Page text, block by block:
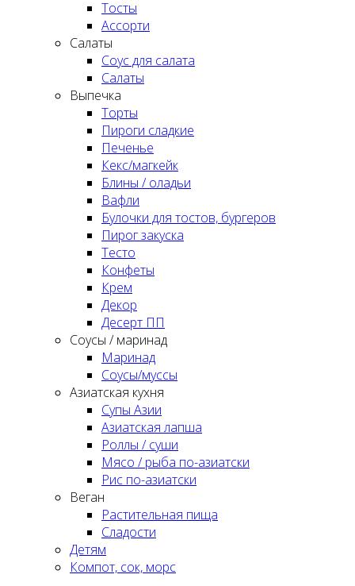
Тосты
Ассорти
Салаты
Соус для салата
Салаты
Выпечка
Торты
Пироги сладкие
Печенье
Кекс/магкейк
Блины / оладьи
Вафли
Булочки для тостов, бургеров
Пирог закуска
Тесто
Конфеты
Крем
Декор
Десерт ПП
Соусы / маринад
Маринад
Соусы/муссы
Азиатская кухня
Супы Азии
Азиатская лапша
Роллы / суши
Мясо / рыба по-азиатски
Рис по-азиатски
Веган
Растительная пища
Сладости
Детям
Компот, сок, морс